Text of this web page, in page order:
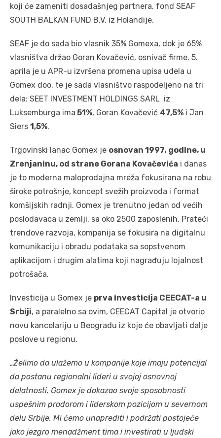
koji će zameniti dosadašnjeg partnera, fond SEAF
SOUTH BALKAN FUND B.V. iz Holandije.
SEAF je do sada bio vlasnik 35% Gomexa, dok je 65%
vlasništva držao Goran Kovačević, osnivač firme. 5.
aprila je u APR-u izvršena promena upisa udela u
Gomex doo, te je sada vlasništvo raspodeljeno na tri
dela: SEET INVESTMENT HOLDINGS SARL iz
Luksemburga ima 51%, Goran Kovačević 47,5% i Jan
Siers 1,5%.
Trgovinski lanac Gomex je osnovan 1997. godine, u
Zrenjaninu, od strane Gorana Kovačevića i danas
je to moderna maloprodajna mreža fokusirana na robu
široke potrošnje, koncept svežih proizvoda i format
komšijskih radnji. Gomex je trenutno jedan od većih
poslodavaca u zemlji, sa oko 2500 zaposlenih. Prateći
trendove razvoja, kompanija se fokusira na digitalnu
komunikaciju i obradu podataka sa sopstvenom
aplikacijom i drugim alatima koji nagrađuju lojalnost
potrošača.
Investicija u Gomex je prva investicija CEECAT-a u
Srbiji, a paralelno sa ovim, CEECAT Capital je otvorio
novu kancelariju u Beogradu iz koje će obavljati dalje
poslove u regionu.
„Želimo da ulažemo u kompanije koje imaju potencijal
da postanu regionalni lideri u svojoj osnovnoj
delatnosti. Gomex je dokazao svoje sposobnosti
uspešnim prodorom i liderskom pozicijom u severnom
delu Srbije. Mi ćemo unaprediti i podržati postojeće
jako jezgro menadžment tima i investirati u ljudski